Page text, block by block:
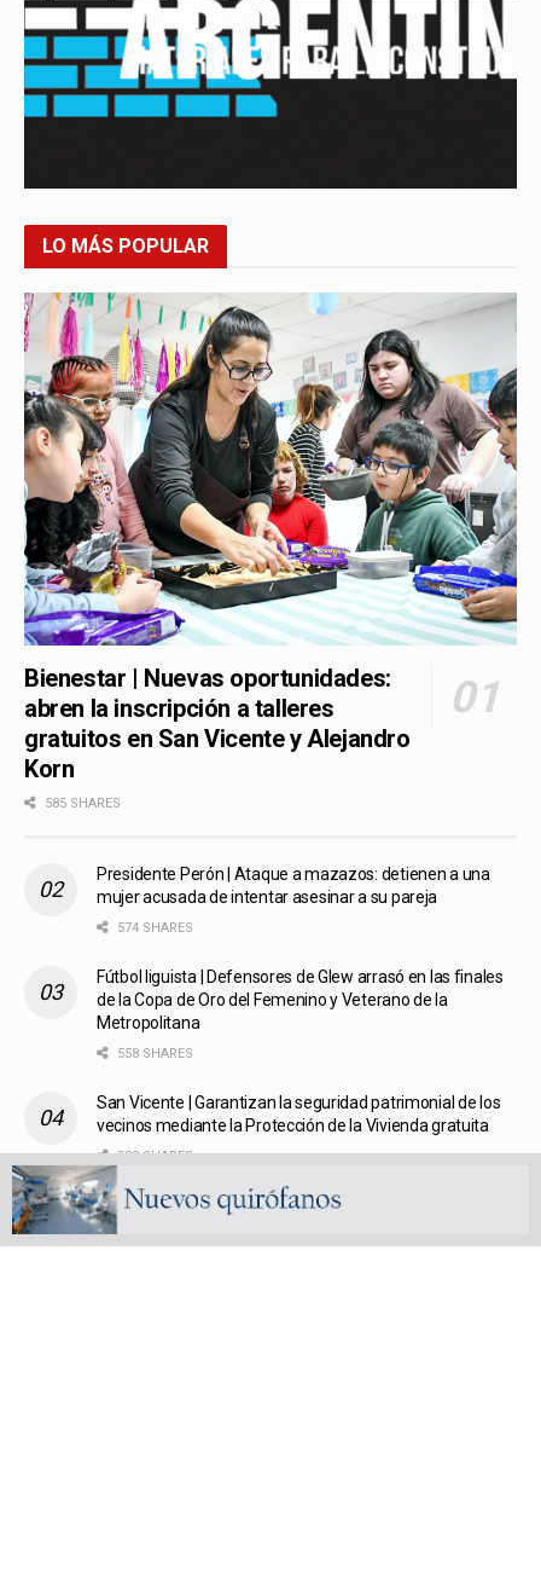
LO MÁS POPULAR
Bienestar | Nuevas oportunidades:
abren la inscripción a talleres
gratuitos en San Vicente y Alejandro
Korn
585 SHARES
Presidente Perón | Ataque a mazazos: detienen a una
mujer acusada de intentar asesinar a su pareja
574 SHARES
Fútbol liguista | Defensores de Glew arrasó en las finales
de la Copa de Oro del Femenino y Veterano de la
Metropolitana
558 SHARES
San Vicente | Garantizan la seguridad patrimonial de los
vecinos mediante la Protección de la Vivienda gratuita
538 SHARES
Policiales | Tragedia en la ruta 6: un motociclista perdió la
vida tras un choque en Alejandro Korn